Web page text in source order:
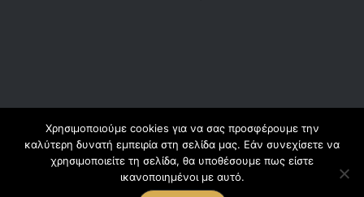
© Copyright 2016 -
2026 | All Rights
Reserved handcreationsbymaya.gr |
Χρησιμοποιούμε cookies για να σας προσφέρουμε την
καλύτερη δυνατή εμπειρία στη σελίδα μας. Εάν συνεχίσετε να
χρησιμοποιείτε τη σελίδα, θα υποθέσουμε πως είστε
ικανοποιημένοι με αυτό.